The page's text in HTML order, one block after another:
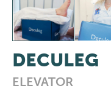
DECULEG
ELEVATOR